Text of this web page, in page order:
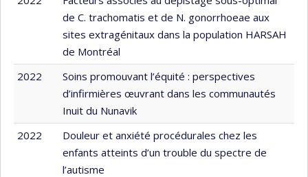
de C. trachomatis et de N. gonorrhoeae aux
sites extragénitaux dans la population HARSAH
de Montréal
2022
Soins promouvant l’équité : perspectives
d’infirmières œuvrant dans les communautés
Inuit du Nunavik
2022
Douleur et anxiété procédurales chez les
enfants atteints d’un trouble du spectre de
l’autisme